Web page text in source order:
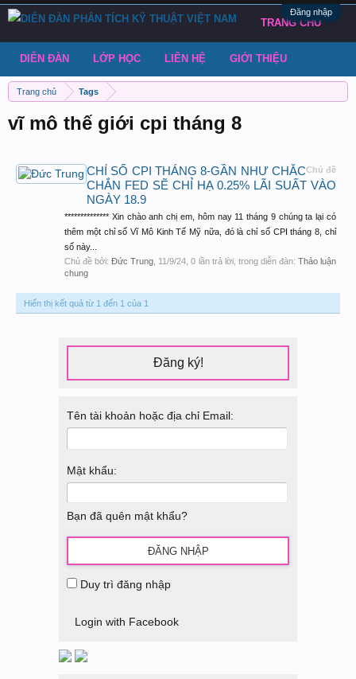
Đăng nhập
Trang chủ Tags
vĩ mô thế giới cpi tháng 8
Chủ đề
CHỈ SỐ CPI THÁNG 8-GẦN NHƯ CHẮC
CHẮN FED SẼ CHỈ HẠ 0.25% LÃI SUẤT VÀO
NGÀY 18.9
************** Xin chào anh chị em, hôm nay 11 tháng 9 chúng ta lại có
thêm một chỉ số Vĩ Mô Kinh Tế Mỹ nữa, đó là chỉ số CPI tháng 8, chỉ
số này...
Chủ đề bởi:Đức Trung 11/9/24 , 0 lần trả lời, trong diễn đàn: Thảo luận
chung
Hiển thị kết quả từ 1 đến 1 của 1
Đăng ký!
Tên tài khoản hoặc địa chỉ Email:
Mật khẩu:
Bạn đã quên mật khẩu?
Duy trì đăng nhập
Login with Facebook
TRANG CHỦ
DIỄN ĐÀN LỚP HỌC LIÊN HỆ GIỚI THIỆU